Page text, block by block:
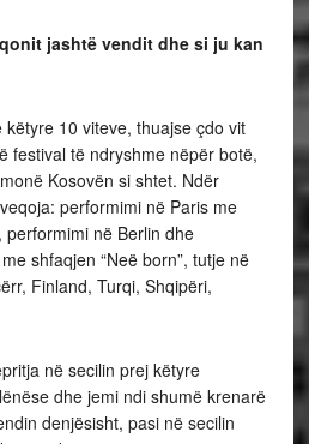
jashtë vendit dhe si ju kan
këtyre 10 viteve, thuajse çdo vit
festival të ndryshme nëpër botë,
Kosovën si shtet. Ndër
performimi në Paris me
performimi në Berlin dhe
shfaqjen “Neë born”, tutje në
Finland, Turqi, Shqipëri,
në secilin prej këtyre
dhe jemi ndi shumë krenarë
denjësisht, pasi në secilin